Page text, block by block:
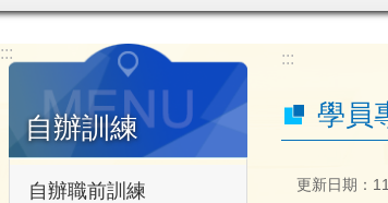
:::
自辦訓練
自辦職前訓練
:::
學員
更新日期：